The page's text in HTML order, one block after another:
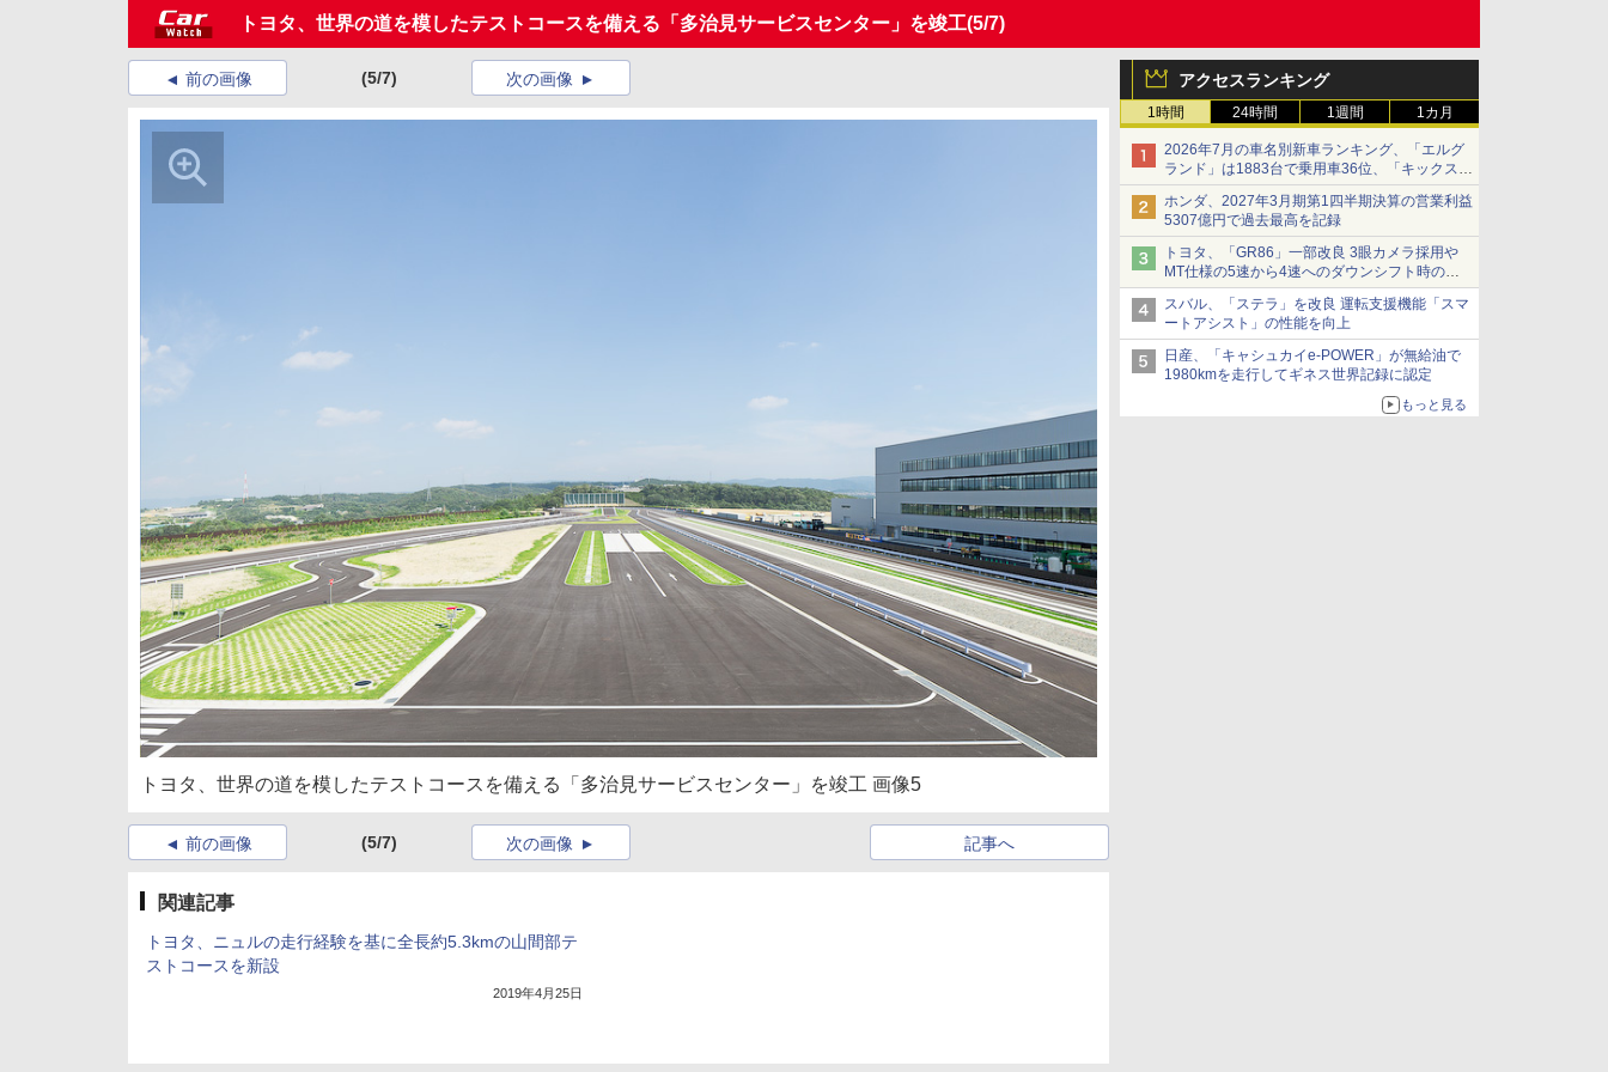
トヨタ、世界の道を模したテストコースを備える「多治見サービスセンター」を竣工(5/7)
アクセスランキング
1時間 24時間 1週間 1カ月
2026年7月の車名別新車ランキング、「エルグ
ランド」は1883台で乗用車36位、「キックス」
は2591台で27位に
ホンダ、2027年3月期第1四半期決算の営業利益
5307億円で過去最高を記録
トヨタ、「GR86」一部改良 3眼カメラ採用や
MT仕様の5速から4速へのダウンシフト時の操
作性向上など
スバル、「ステラ」を改良 運転支援機能「スマ
ートアシスト」の性能を向上
日産、「キャシュカイe-POWER」が無給油で
1980kmを走行してギネス世界記録に認定
もっと見る
前の画像 (5/7) 次の画像
トヨタ、世界の道を模したテストコースを備える「多治見サービスセンター」を竣工 画像5
前の画像 (5/7) 記事へ
次の画像
関連記事
トヨタ、ニュルの走行経験を基に全長約5.3kmの山間部テ
ストコースを新設
2019年4月25日